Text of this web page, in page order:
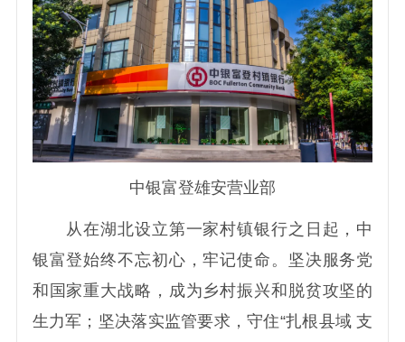
中银富登雄安营业部
从在湖北设立第一家村镇银行之日起，中
银富登始终不忘初心，牢记使命。坚决服务党
和国家重大战略，成为乡村振兴和脱贫攻坚的
生力军；坚决落实监管要求，守住“扎根县域 支